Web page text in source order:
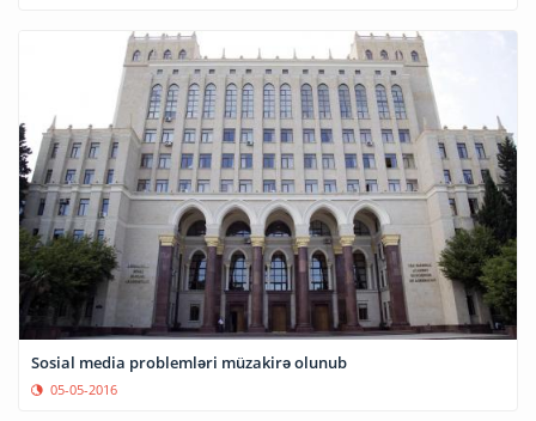
Sosial media problemləri müzakirə olunub
05-05-2016